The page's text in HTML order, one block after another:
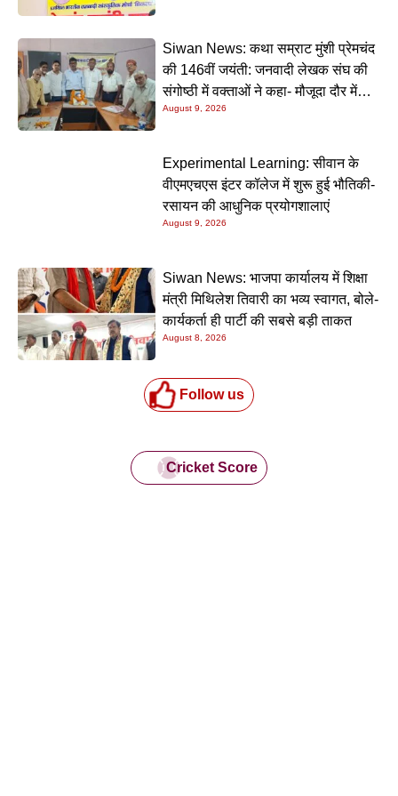
Siwan News: कथा सम्राट मुंशी प्रेमचंद
की 146वीं जयंती: जनवादी लेखक संघ की
संगोष्ठी में वक्ताओं ने कहा- मौजूदा दौर में
प्रेमचंद की रचनाएं और अधिक प्रासंगिक
August 9, 2026
Experimental Learning: सीवान के
वीएमएचएस इंटर कॉलेज में शुरू हुई भौतिकी-
रसायन की आधुनिक प्रयोगशालाएं
August 9, 2026
Siwan News: भाजपा कार्यालय में शिक्षा
मंत्री मिथिलेश तिवारी का भव्य स्वागत, बोले-
कार्यकर्ता ही पार्टी की सबसे बड़ी ताकत
August 8, 2026
Follow us
Cricket Score